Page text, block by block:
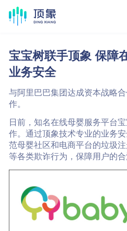
宝宝树联手顶象 保障
业务安全
与阿里巴巴集团达成资本战略
作。
日前，知名在线母婴服务平台
作。通过顶象技术专业的业务
范母婴社区和电商平台的垃圾
等各类欺诈行为，保障用户的合